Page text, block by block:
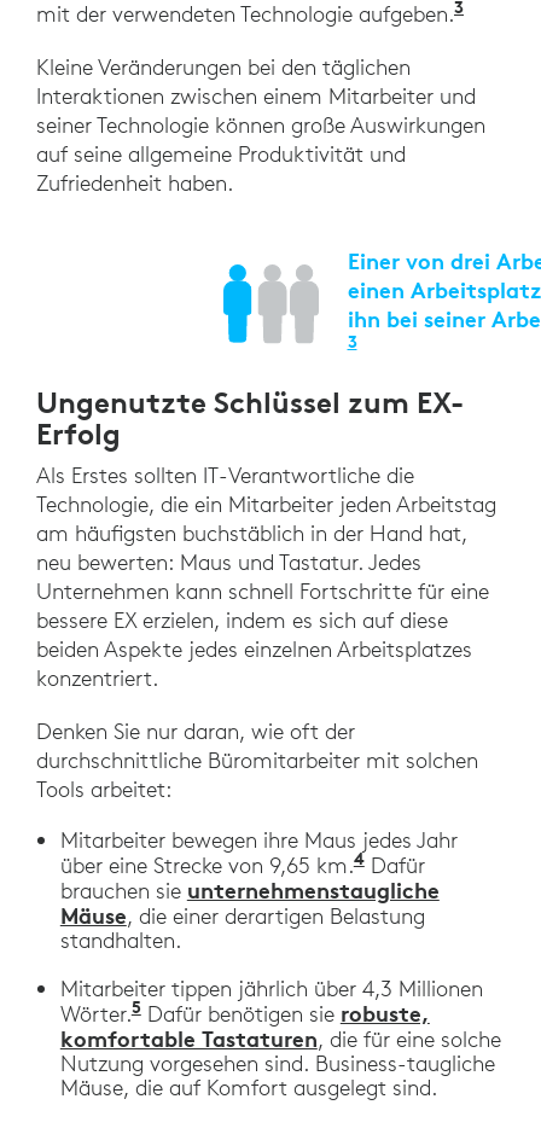
mit der verwendeten Technologie aufgeben.3
Kleine Veränderungen bei den täglichen
Interaktionen zwischen einem Mitarbeiter und
seiner Technologie können große Auswirkungen
auf seine allgemeine Produktivität und
Zufriedenheit haben.
Einer von drei
einen
ihn bei seiner
3„The 2021 State
Ungenutzte Schlüssel zum EX-
Erfolg
Als Erstes sollten IT-Verantwortliche die
Technologie, die ein Mitarbeiter jeden Arbeitstag
am häufigsten buchstäblich in der Hand hat,
neu bewerten: Maus und Tastatur. Jedes
Unternehmen kann schnell Fortschritte für eine
bessere EX erzielen, indem es sich auf diese
beiden Aspekte jedes einzelnen Arbeitsplatzes
konzentriert.
Denken Sie nur daran, wie oft der
durchschnittliche Büromitarbeiter mit solchen
Tools arbeitet:
Mitarbeiter bewegen ihre Maus jedes Jahr
über eine Strecke von 9,65 km.4“Wellnomics
Dafür
brauchen sie unternehmenstaugliche
Mäuse, die einer derartigen Belastung
standhalten.
Mitarbeiter tippen jährlich über 4,3 Millionen
Wörter.5„The Time Savings of Fast Typists“,
Dafür benötigen sie robuste,
komfortable Tastaturen, die für eine solche
Nutzung vorgesehen sind. Business-taugliche
Mäuse, die auf Komfort ausgelegt sind.